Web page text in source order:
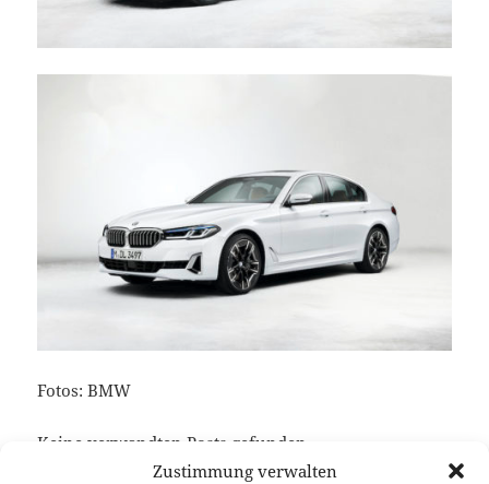
Zustimmung verwalten
Fotos: BMW
Keine verwandten Posts gefunden.